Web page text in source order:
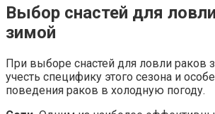
Выбор снастей для
зимой
При выборе снастей для ловли раков
учесть специфику этого сезона и
поведения раков в холодную погоду.